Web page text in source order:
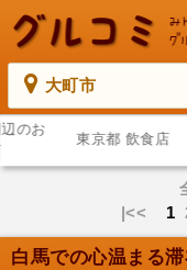
大町市
のお
東京都 飲食店
|<< 1
白馬での心温まる滞